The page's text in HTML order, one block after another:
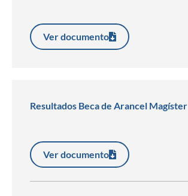
Ver documento
Resultados Beca de Arancel Magíster
Ver documento